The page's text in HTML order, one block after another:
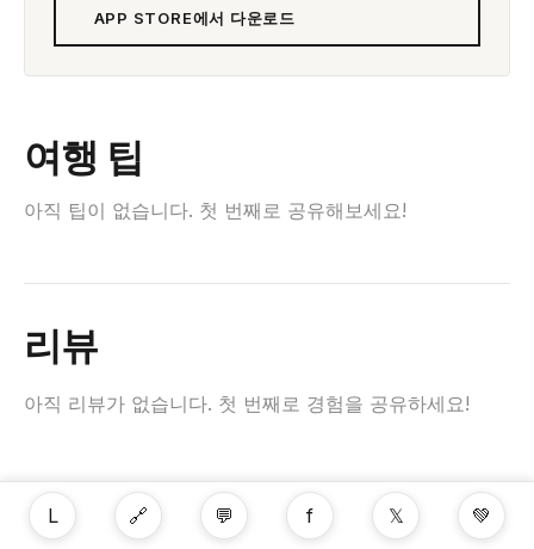
APP STORE에서 다운로드
여행 팁
아직 팁이 없습니다. 첫 번째로 공유해보세요!
리뷰
아직 리뷰가 없습니다. 첫 번째로 경험을 공유하세요!
L 🔗 💬 f 𝕏 💚